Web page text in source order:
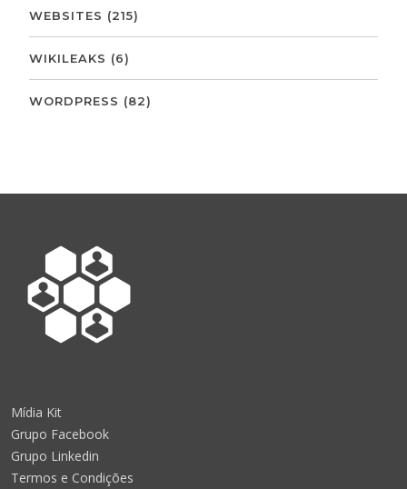
WEBSITES (215)
WIKILEAKS (6)
WORDPRESS (82)
Mídia Kit
Grupo Facebook
Grupo Linkedin
Termos e Condições